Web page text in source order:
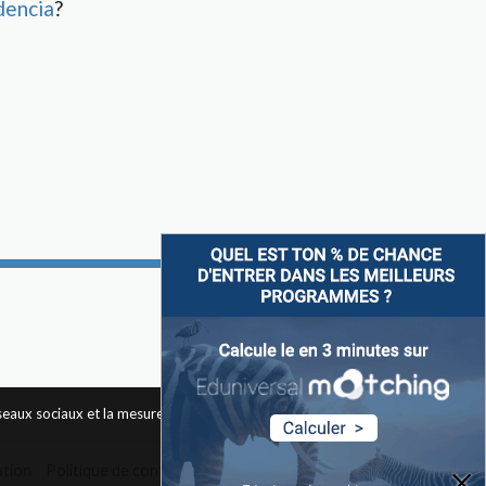
?
Suivez-nous sur
Politique de confidentialité Widget Contact
sociaux et la mesure d'audience des pages du site. Pour